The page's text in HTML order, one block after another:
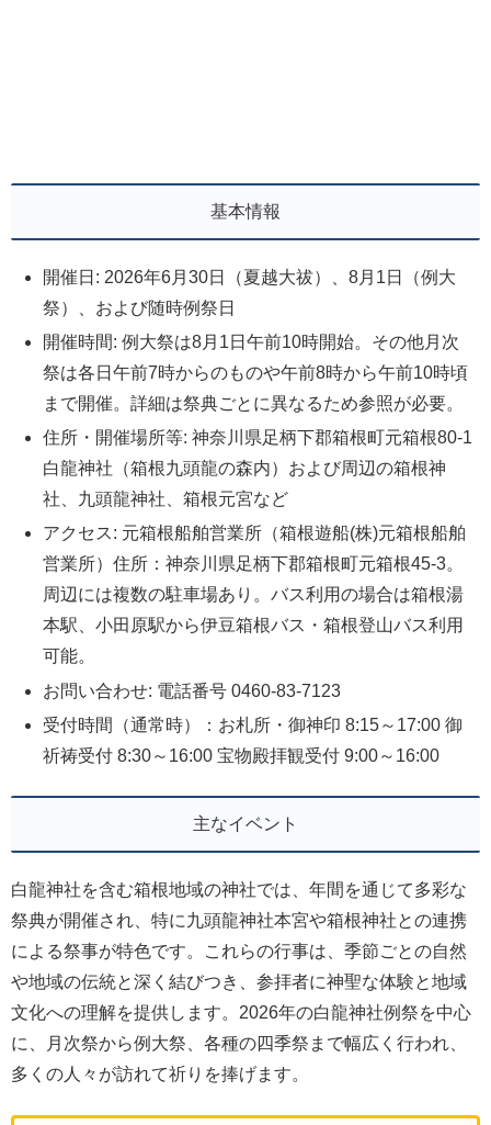
基本情報
開催日: 2026年6月30日（夏越大祓）、8月1日（例大
祭）、および随時例祭日
開催時間: 例大祭は8月1日午前10時開始。その他月次
祭は各日午前7時からのものや午前8時から午前10時頃
まで開催。詳細は祭典ごとに異なるため参照が必要。
住所・開催場所等: 神奈川県足柄下郡箱根町元箱根80-1
白龍神社（箱根九頭龍の森内）および周辺の箱根神
社、九頭龍神社、箱根元宮など
アクセス: 元箱根船舶営業所（箱根遊船(株)元箱根船舶
営業所）住所：神奈川県足柄下郡箱根町元箱根45-3。
周辺には複数の駐車場あり。バス利用の場合は箱根湯
本駅、小田原駅から伊豆箱根バス・箱根登山バス利用
可能。
お問い合わせ: 電話番号 0460-83-7123
受付時間（通常時）：お札所・御神印 8:15～17:00 御
祈祷受付 8:30～16:00 宝物殿拝観受付 9:00～16:00
主なイベント
白龍神社を含む箱根地域の神社では、年間を通じて多彩な
祭典が開催され、特に九頭龍神社本宮や箱根神社との連携
による祭事が特色です。これらの行事は、季節ごとの自然
や地域の伝統と深く結びつき、参拝者に神聖な体験と地域
文化への理解を提供します。2026年の白龍神社例祭を中心
に、月次祭から例大祭、各種の四季祭まで幅広く行われ、
多くの人々が訪れて祈りを捧げます。